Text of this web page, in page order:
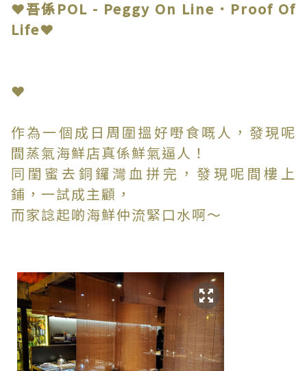
❤吾係POL - Peggy On Line．Proof Of
Life❤
❤
作為一個成日周圍搵好嘢食嘅人，發現呢
間蒸氣海鮮店真係鮮氣逼人！
同閨蜜去銅鑼灣血拼完，發現呢間樓上
鋪，一試成主顧，
而家諗起啲海鮮仲流緊口水啊～